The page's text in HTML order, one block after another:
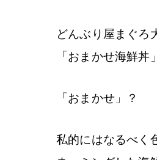
どんぶり屋まぐろ
「おまかせ海鮮
「おまかせ」？
私的にはなるべく